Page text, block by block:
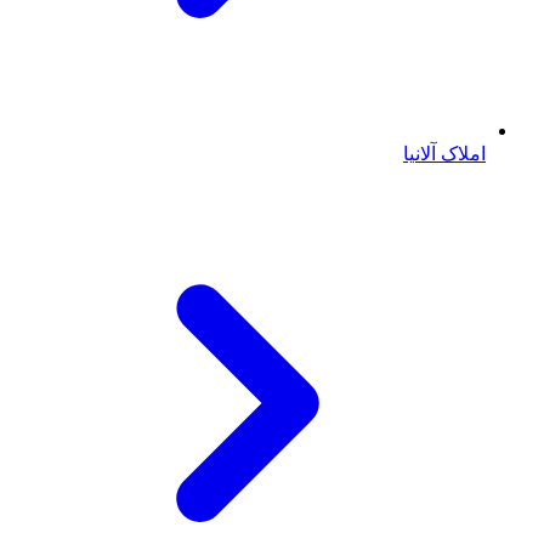
املاک آلانیا